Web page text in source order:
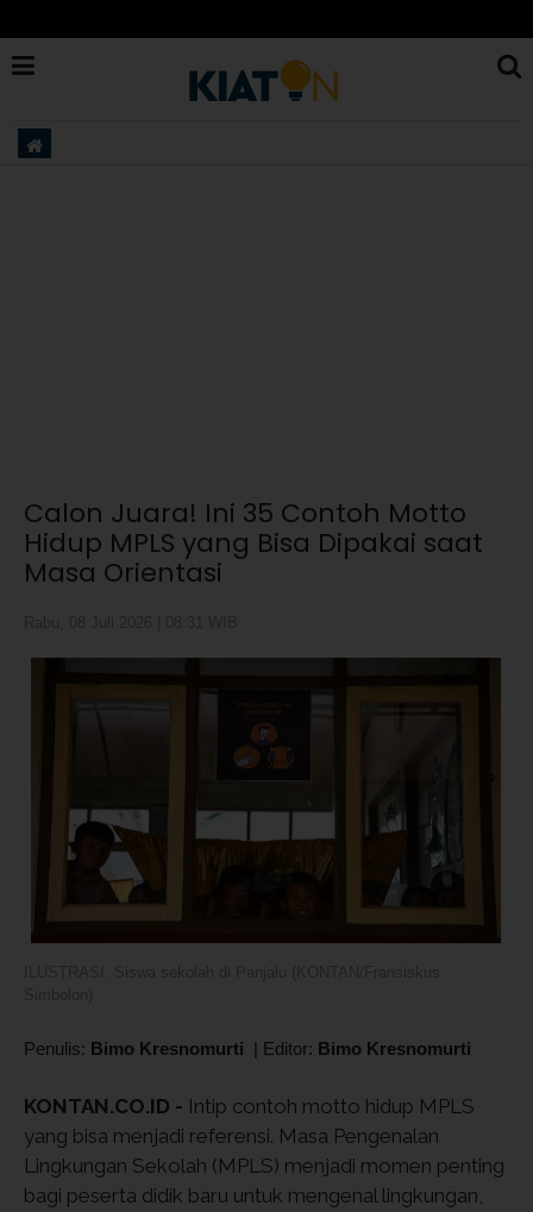
Calon Juara! Ini 35 Contoh Motto
Hidup MPLS yang Bisa Dipakai saat
Masa Orientasi
Penulis: Bimo Kresnomurti | Editor: Bimo Kresnomurti
KONTAN.CO.ID - Intip contoh motto hidup MPLS
yang bisa menjadi referensi. Masa Pengenalan
Lingkungan Sekolah (MPLS) menjadi momen penting
bagi peserta didik baru untuk mengenal lingkungan,